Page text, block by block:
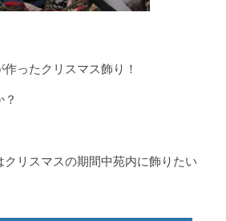
ったクリスマス飾り！
リスマスの期間中苑内に飾りたい